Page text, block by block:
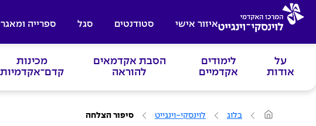
איזור אישי סטודנטים סגל ספרייה
על
אודות
לימודים
אקדמיים
הסבת אקדמאים
להוראה
מכינות
קדם־אקדמיות
ע
מ
בלוג לוינסקי-וינגייט סיפור הצלחה